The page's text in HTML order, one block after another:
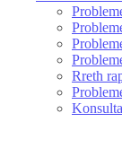
Rreth